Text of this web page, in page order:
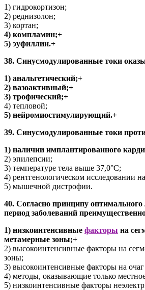
1) гидрокортизон;
2) реднизолон;
3) кортан;
4) компламин;+
5) эуфиллин.+
38. Синусмодулированные токи
1) анальгетический;+
2) вазоактивный;+
3) трофический;+
4) тепловой;
5) нейромиостимулирующий.+
39. Синусмодулированные токи
1) наличии имплантированного
2) эпилепсии;
3) температуре тела выше 37,0°С;
4) рентгенологическом исследовании
5) мышечной дистрофии.
40. Согласно принципу
период заболеваний
1) низкоинтенсивные факторы на
метамерные зоны;+
2) высокоинтенсивные факторы на
зоны;
3) высокоинтенсивные факторы на
4) методы, оказывающие только
5) низкоинтенсивные факторы